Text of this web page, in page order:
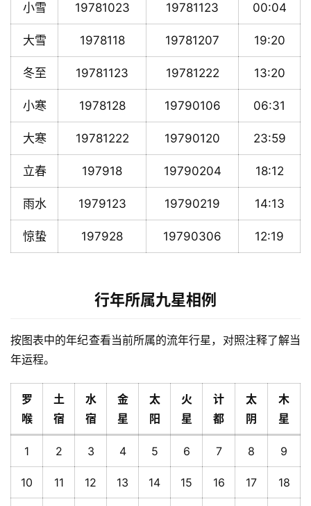
小雪 19781023 19781123 00:04
大雪 1978118 19781207 19:20
冬至 19781123 19781222 13:20
小寒 1978128 19790106 06:31
大寒 19781222 19790120 23:59
立春 197918 19790204 18:12
雨水 1979123 19790219 14:13
惊蛰 197928 19790306 12:19
行年所属九星相例
按图表中的年纪查看当前所属的流年行星，对照注释了解当
年运程。
罗
喉
土
宿
水
宿
金
星
太
阳
火
星
计
都
太
阴
木
星
1 2 3 4 5 6 7 8 9
10 11 12 13 14 15 16 17 18